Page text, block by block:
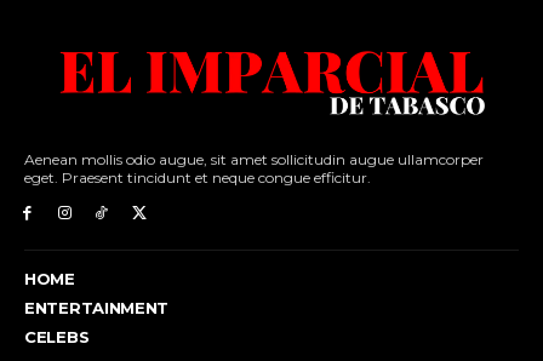
Aenean mollis odio augue, sit amet sollicitudin augue ullamcorper
eget. Praesent tincidunt et neque congue efficitur.
HOME
ENTERTAINMENT
CELEBS